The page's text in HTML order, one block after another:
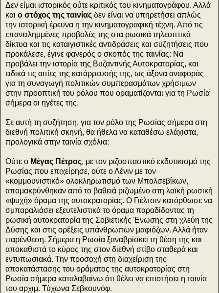
Δεν είμαι ιστορικός ούτε κριτικός του κινηματογράφου. Αλλά
και ο στόχος της ταινίας δεν είναι να υπηρετήσει απλώς
την ιστορική έρευνα η την κινηματογραφική τέχνη. Από τις
επανειλημμένες προβολές της στα ρωσικά τηλεοπτικά
δίκτυα και τις καταιγιστικές αντιδράσεις και συζητήσεις που
προκάλεσε, έγινε φανερός ο σκοπός της ταινίας: Να
προβάλει την ιστορία της Βυζαντινής Αυτοκρατορίας, και
ειδικά τις αιτίες της κατάρρευσής της, ως άξονα αναφοράς
για τη συναγωγή πολιτικών συμπερασμάτων χρήσιμων
στην προοπτική του ρόλου που οραματίζονται για τη Ρωσία
σήμερα οι ηγέτες της.
Σε αυτή τη συζήτηση, για τον ρόλο της Ρωσίας σήμερα στη
διεθνή πολιτική σκηνή, θα ήθελα να καταθέσω ελάχιστα,
προλογικά στην ταινία σχόλια:
Ούτε ο Μέγας Πέτρος, με τον ριζοσπαστικό εκδυτικισμό της
Ρωσίας που επιχείρησε, ούτε ο Λένιν με τον
«κομμουνιστικό» ολοκληρωτισμό των Μπολσεβίκων,
απομακρύνθηκαν από το βαθειά ριζωμένο στη λαϊκή ρωσική
«ψυχή» όραμα της αυτοκρατορίας. Ο Γιέλτσιν κατόρθωσε να
σμπαραλιάσει εξευτελιστικά το όραμα παραδίδοντας τη
ρωσική αυτοκρατορία της Σοβιετικής Ένωσης στη χλεύη της
Δύσης και στις ορέξεις υπάνθρωπων μαφιόζων. Αλλά ήταν
παρένθεση. Σήμερα η Ρωσία ξαναβρίσκει τη θέση της και
αποκαθιστά το κύρος της στον διεθνή στίβο σταθερά και
εντυπωσιακά. Την προσοχή στη διαχείριση της
αποκατάστασης του οράματος της αυτοκρατορίας στη
Ρωσία σήμερα καταλαβαίνω ότι θέλει να επιστήσει η ταινία
του αρχιμ. Τύχωνα Σεβκουνόφ.